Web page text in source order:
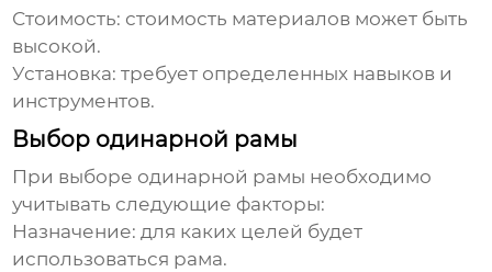
Стоимость: стоимость материалов может быть
высокой.
Установка: требует определенных навыков и
инструментов.
Выбор одинарной рамы
При выборе одинарной рамы необходимо
учитывать следующие факторы:
Назначение: для каких целей будет
использоваться рама.